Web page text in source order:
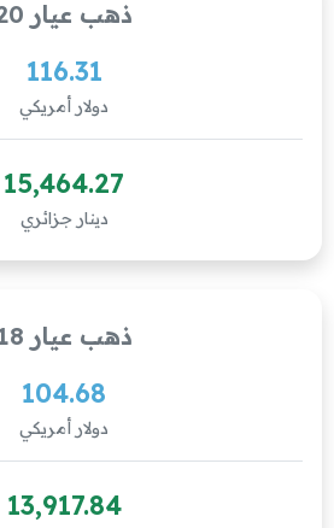
ذهب عيار 20
116.31
دولار أمريكي
15,464.27
دينار جزائري
ذهب عيار 18
104.68
دولار أمريكي
13,917.84